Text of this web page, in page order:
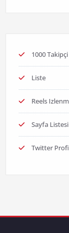
1000
Liste
Reels
Sayfa Listesi
Twitter